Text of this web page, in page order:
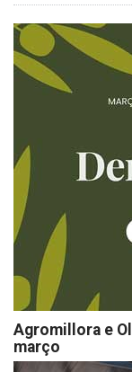
Agromillora e
março